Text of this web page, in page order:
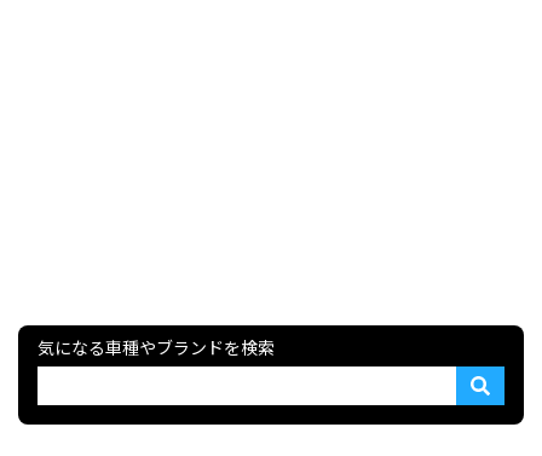
気になる車種やブランドを検索